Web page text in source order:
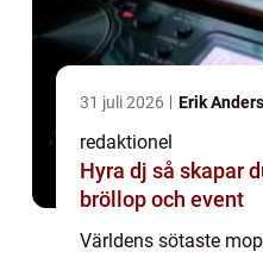
31 juli 2026 Erik
redaktionel
Hyra dj så skapar du rätt känsla på fest,
bröllop och event
Världens sötaste